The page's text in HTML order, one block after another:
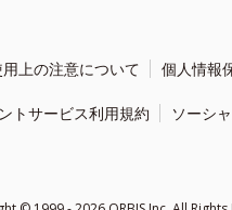
上の注意について 個人情報
トサービス利用規約 ソーシ